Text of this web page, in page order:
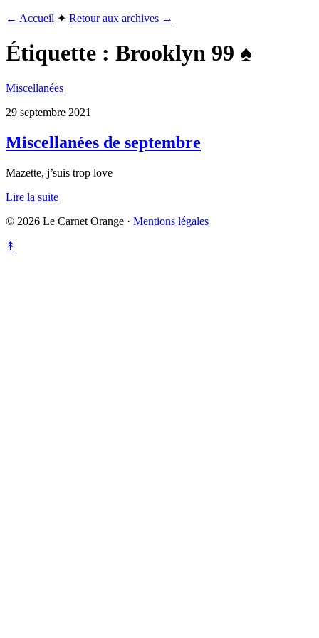
← Accueil ✦ Retour aux archives →
Étiquette : Brooklyn 99 ♠
Miscellanées
29 septembre 2021
Miscellanées de septembre
Mazette, j’suis trop love
Lire la suite
© 2026 Le Carnet Orange · Mentions légales
↟